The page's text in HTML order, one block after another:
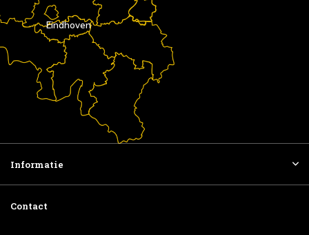
Eindhoven
Informatie
Contact